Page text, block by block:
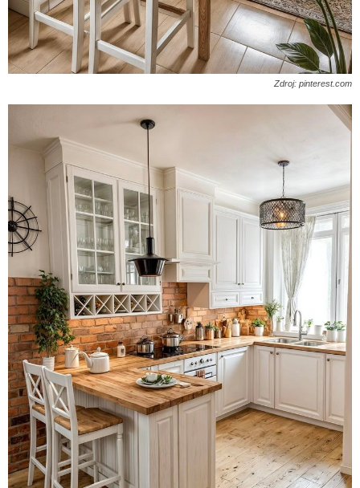
Zdroj: pinterest.com